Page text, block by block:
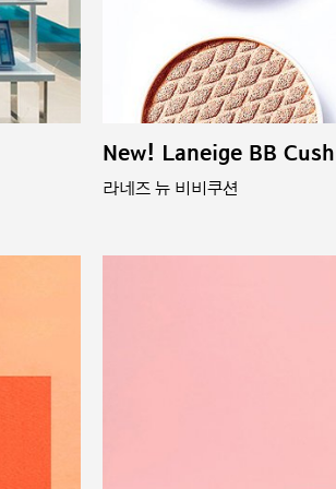
New! Laneige BB
라네즈 뉴 비비쿠션